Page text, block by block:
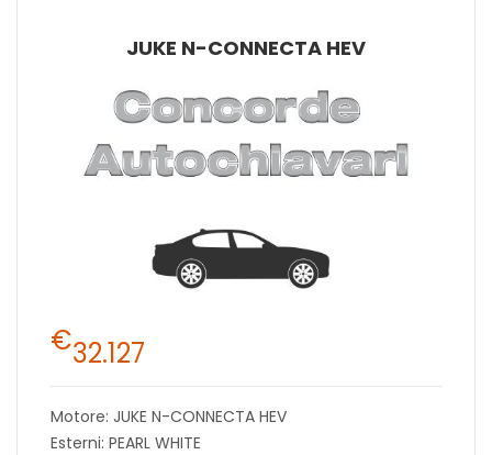
JUKE N-CONNECTA HEV
€32.127
Motore: JUKE N-CONNECTA HEV
Esterni: PEARL WHITE